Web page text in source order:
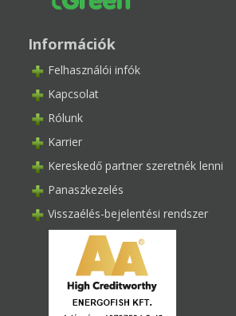
Információk
Felhasználói infók
Kapcsolat
Rólunk
Karrier
Kereskedő partner szeretnék lenni
Panaszkezelés
Visszaélés-bejelentési rendszer